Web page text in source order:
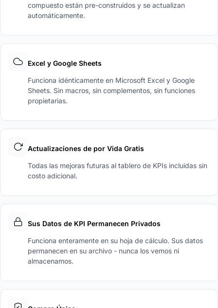
compuesto están pre-construidos y se actualizan
automáticamente.
Excel y Google Sheets
Funciona idénticamente en Microsoft Excel y Google
Sheets. Sin macros, sin complementos, sin funciones
propietarias.
Actualizaciones de por Vida Gratis
Todas las mejoras futuras al tablero de KPIs incluidas sin
costo adicional.
Sus Datos de KPI Permanecen Privados
Funciona enteramente en su hoja de cálculo. Sus datos
permanecen en su archivo - nunca los vemos ni
almacenamos.